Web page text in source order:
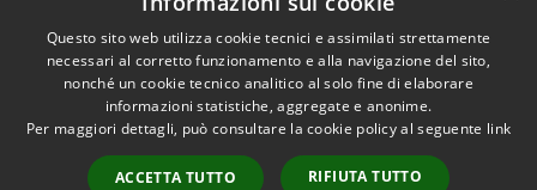
RSS
Accessibilità
Copyright © 2026 • Comune di
Municipium• Accesso
Questo sito web utilizza cookie tecnici e assimilati strettamente
necessari al corretto funzionamento e alla navigazione del sito,
nonché un cookie tecnico analitico al solo fine di elaborare
informazioni statistiche, aggregate e anonime.
Per maggiori dettagli, può consultare la cookie policy al seguente link
ACCETTA TUTTO RIFIUTA TUTTO